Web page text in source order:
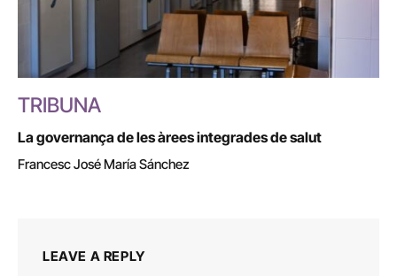
TRIBUNA
La governança de les àrees integrades de salut
Francesc José María Sánchez
LEAVE A REPLY